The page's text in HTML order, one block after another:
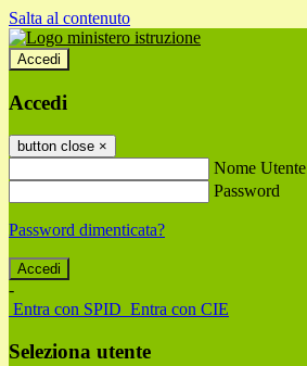
Salta al contenuto
Accedi
Accedi
button close ×
Nome Utente
Password
Password dimenticata?
-
Entra con SPID Entra con CIE
Seleziona utente